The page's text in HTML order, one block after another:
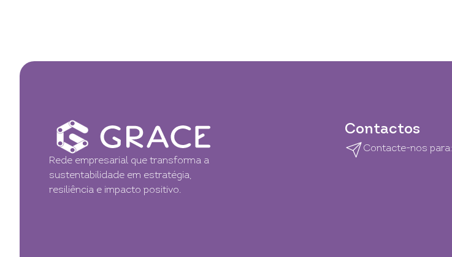
Rede empresarial que transforma a
sustentabilidade em estratégia,
resiliência e impacto positivo.
Contactos
Contacte-nos para: